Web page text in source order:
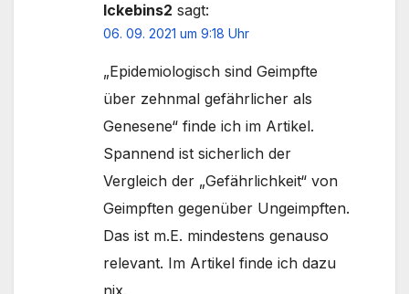
Ickebins2 sagt:
06. 09. 2021 um 9:18 Uhr
„Epidemiologisch sind Geimpfte
über zehnmal gefährlicher als
Genesene“ finde ich im Artikel.
Spannend ist sicherlich der
Vergleich der „Gefährlichkeit“ von
Geimpften gegenüber Ungeimpften.
Das ist m.E. mindestens genauso
relevant. Im Artikel finde ich dazu